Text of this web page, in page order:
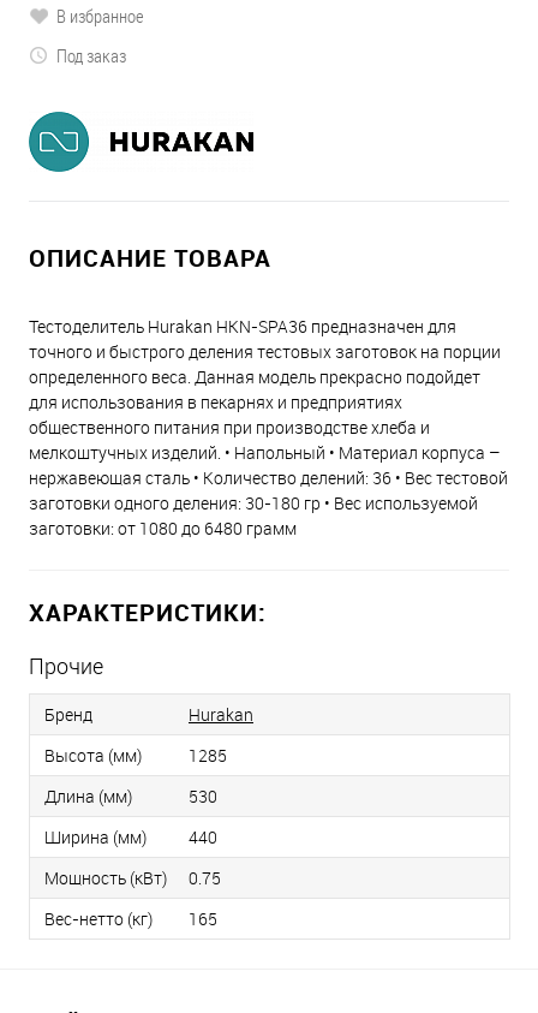
В избранное
Под заказ
ОПИСАНИЕ ТОВАРА
Тестоделитель Hurakan HKN-SPA36 предназначен для
точного и быстрого деления тестовых заготовок на порции
определенного веса. Данная модель прекрасно подойдет
для использования в пекарнях и предприятиях
общественного питания при производстве хлеба и
мелкоштучных изделий. • Напольный • Материал корпуса –
нержавеющая сталь • Количество делений: 36 • Вес тестовой
заготовки одного деления: 30-180 гр • Вес используемой
заготовки: от 1080 до 6480 грамм
ХАРАКТЕРИСТИКИ:
Прочие
Бренд
Hurakan
Высота (мм)
1285
Длина (мм)
530
Ширина (мм)
440
Мощность (кВт)
0.75
Вес-нетто (кг)
165